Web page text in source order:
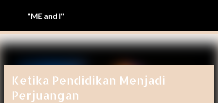
"ME and I"
Ketika Pendidikan Menjadi
Perjuangan